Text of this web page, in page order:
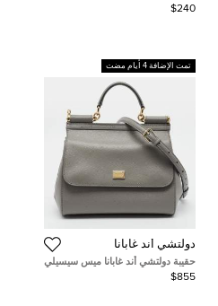
$240
تمت الإضافة 4 أيام مضت
دولتشي أند غابانا
حقيبة دولتشي أند غابانا ميس سيسيلي
جلد رمادي متوسطة بيد علوية
$855